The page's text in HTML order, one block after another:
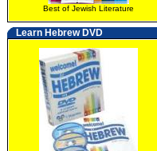
Best of Jewish Literature
Learn Hebrew DVD